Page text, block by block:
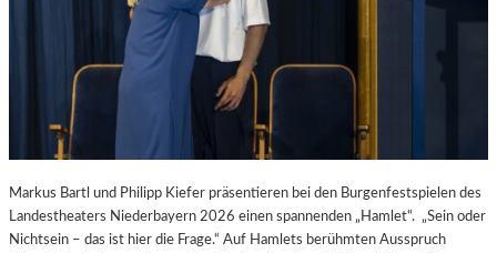
Markus Bartl und Philipp Kiefer präsentieren bei den Burgenfestspielen des
Landestheaters Niederbayern 2026 einen spannenden „Hamlet“. „Sein oder
Nichtsein – das ist hier die Frage.“ Auf Hamlets berühmten Ausspruch